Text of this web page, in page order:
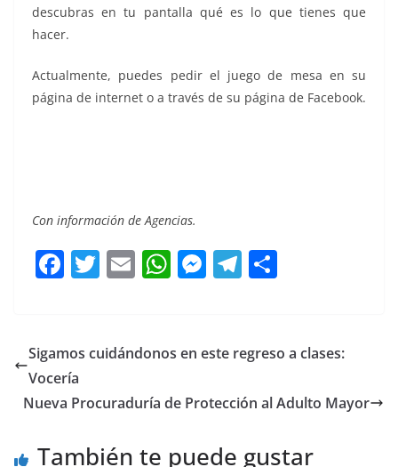
descubras en tu pantalla qué es lo que tienes que
hacer.
Actualmente, puedes pedir el juego de mesa en su
página de internet o a través de su página de Facebook.
Con información de Agencias.
F
e
b
o
T
er
E
l
W
s
p
M
e
g
T
gr
m
p
tir
Sigamos cuidándonos en este regreso a clases:
Vocería
Nueva Procuraduría de Protección al Adulto Mayor
También te puede gustar